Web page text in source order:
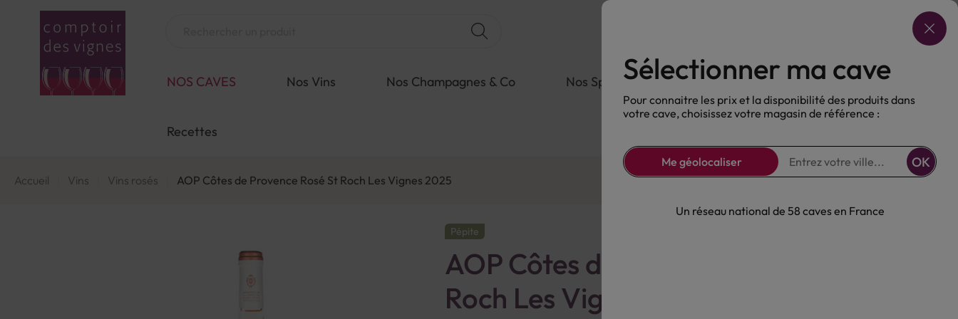
Choisir ma cave
NOS CAVES Nos Vins Nos Champagnes & Co Nos Spiritueux Nos Bières Sans alcool
Recettes
Accueil Vins Vins rosés AOP Côtes de Provence Rosé St Roch Les Vignes 2025
Pépite
AOP Côtes de Provence Rosé St
Roch Les Vignes 2025
Sélectionner ma cave
Pour connaitre les prix et la disponibilité des produits dans
votre cave, choisissez votre magasin de référence :
Me géolocaliser OK
Un réseau national de 58 caves en France